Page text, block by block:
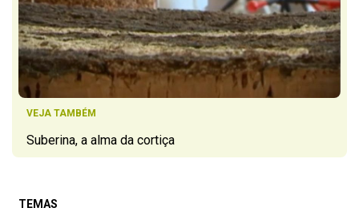
VEJA TAMBÉM
Suberina, a alma da cortiça
TEMAS